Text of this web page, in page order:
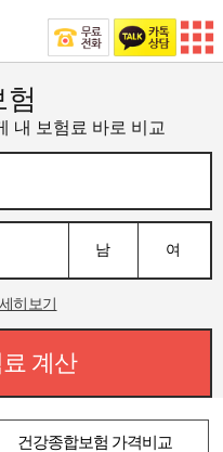
험
내 보험료 바로 비교
남 여
히보기
계산
건강종합보험 가격비교